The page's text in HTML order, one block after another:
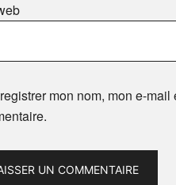
mon nom, mon e-